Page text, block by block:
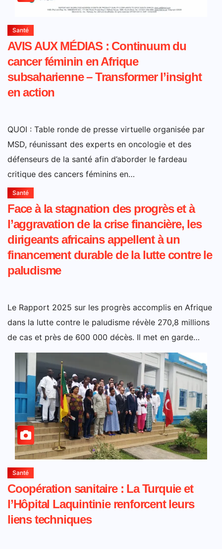
Santé
AVIS AUX MÉDIAS : Continuum du
cancer féminin en Afrique
subsaharienne – Transformer l’insight
en action
QUOI : Table ronde de presse virtuelle organisée par
MSD, réunissant des experts en oncologie et des
défenseurs de la santé afin d’aborder le fardeau
critique des cancers féminins en…
Santé
Face à la stagnation des progrès et à
l’aggravation de la crise financière, les
dirigeants africains appellent à un
financement durable de la lutte contre le
paludisme
Le Rapport 2025 sur les progrès accomplis en Afrique
dans la lutte contre le paludisme révèle 270,8 millions
de cas et près de 600 000 décès. Il met en garde…
Santé
Coopération sanitaire : La Turquie et
l’Hôpital Laquintinie renforcent leurs
liens techniques